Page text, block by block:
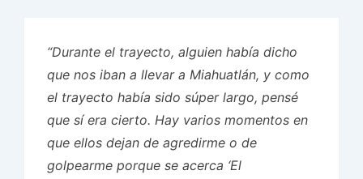
“Durante el trayecto, alguien había dicho
que nos iban a llevar a Miahuatlán, y como
el trayecto había sido súper largo, pensé
que sí era cierto. Hay varios momentos en
que ellos dejan de agredirme o de
golpearme porque se acerca ‘El